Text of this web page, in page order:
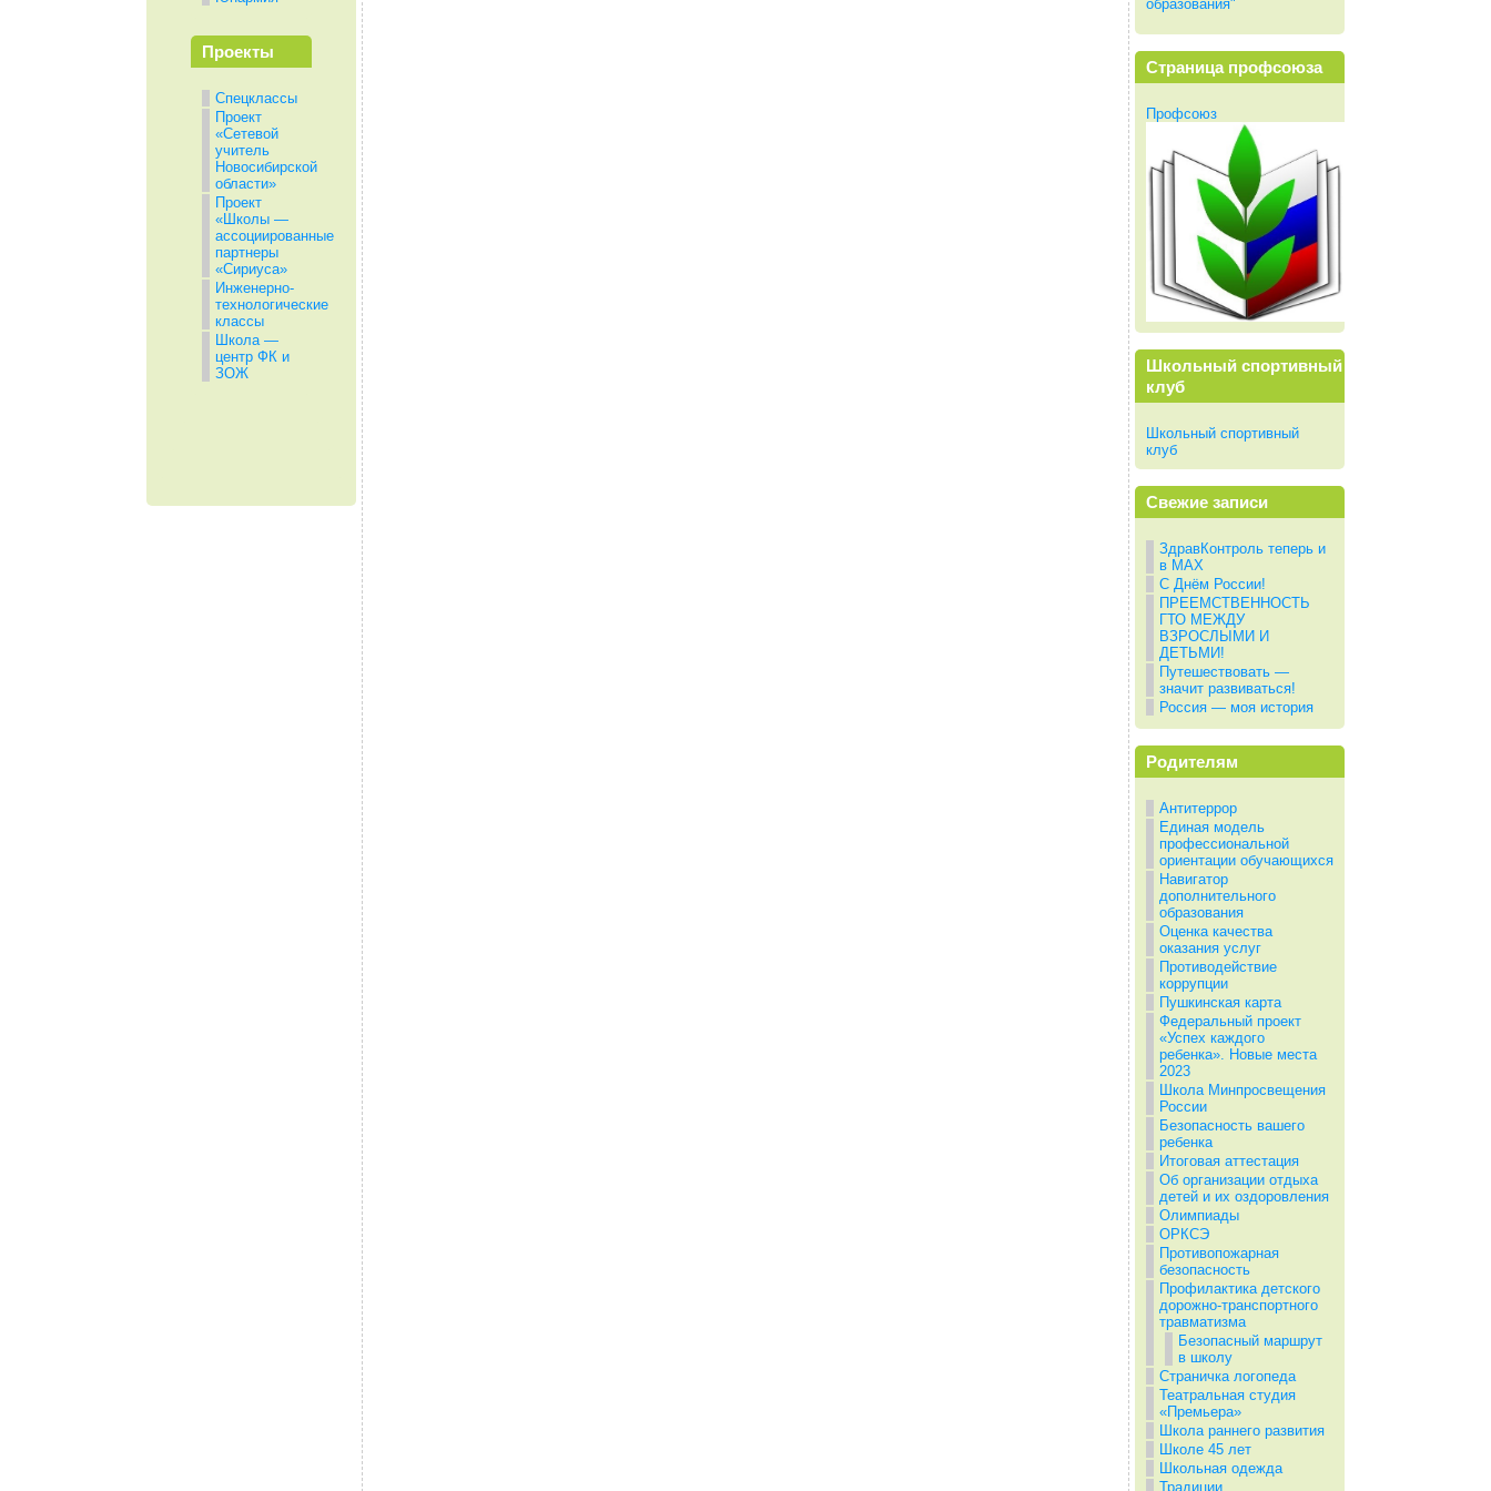
Проекты
Спецклассы
Проект
«Сетевой
учитель
Новосибирской
области»
Проект
«Школы —
ассоциированные
партнеры
«Сириуса»
Инженерно-
технологические
классы
Школа —
центр ФК и
ЗОЖ
образования"
Страница профсоюза
Профсоюз
Школьный спортивный
клуб
Школьный спортивный
клуб
Свежие записи
ЗдравКонтроль теперь и
в МАХ
С Днём России!
ПРЕЕМСТВЕННОСТЬ
ГТО МЕЖДУ
ВЗРОСЛЫМИ И
ДЕТЬМИ!
Путешествовать —
значит развиваться!
Россия — моя история
Родителям
Антитеррор
Единая модель
профессиональной
ориентации обучающихся
Навигатор
дополнительного
образования
Оценка качества
оказания услуг
Противодействие
коррупции
Пушкинская карта
Федеральный проект
«Успех каждого
ребенка». Новые места
2023
Школа Минпросвещения
России
Безопасность вашего
ребенка
Итоговая аттестация
Об организации отдыха
детей и их оздоровления
Олимпиады
ОРКСЭ
Противопожарная
безопасность
Профилактика детского
дорожно-транспортного
травматизма
Безопасный маршрут
в школу
Страничка логопеда
Театральная студия
«Премьера»
Школа раннего развития
Школе 45 лет
Школьная одежда
Традиции